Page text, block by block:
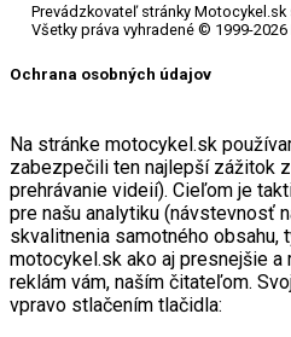
Prevádzkovateľ stránky Motocykel.sk
Všetky práva vyhradené © 1999-
Ochrana osobných údajov
Na stránke motocykel.sk
zabezpečili ten najlepší zážitok z
prehrávanie videií). Cieľom je
pre našu analytiku (návstevnosť
skvalitnenia samotného obsahu,
motocykel.sk ako aj presnejšie
reklám vám, naším čitateľom.
vpravo stlačením tlačidla: